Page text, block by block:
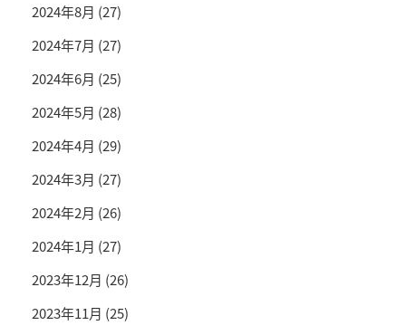
2024年8月 (27)
2024年7月 (27)
2024年6月 (25)
2024年5月 (28)
2024年4月 (29)
2024年3月 (27)
2024年2月 (26)
2024年1月 (27)
2023年12月 (26)
2023年11月 (25)